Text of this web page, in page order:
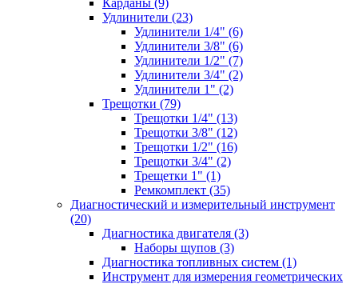
Удлинители (23)
Удлинители 1/4" (6)
Удлинители 3/8" (6)
Удлинители 1/2" (7)
Удлинители 3/4" (2)
Удлинители 1" (2)
Трещотки (79)
Трещотки 1/4" (13)
Трещотки 3/8" (12)
Трещотки 1/2" (16)
Трещотки 3/4" (2)
Трещетки 1" (1)
Ремкомплект (35)
Диагностический и измерительный инструмент
(20)
Диагностика двигателя (3)
Наборы щупов (3)
Диагностика топливных систем (1)
Инструмент для измерения геометрических